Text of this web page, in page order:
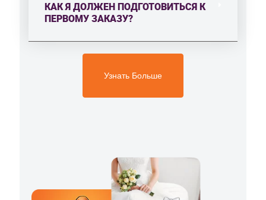
КАК Я ДОЛЖЕН ПОДГОТОВИТЬСЯ К
ПЕРВОМУ ЗАКАЗУ?
Узнать Больше